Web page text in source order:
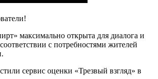
максимально открыта для диалога и
с потребностями жителей
сервис оценки «Трезвый взгляд» в